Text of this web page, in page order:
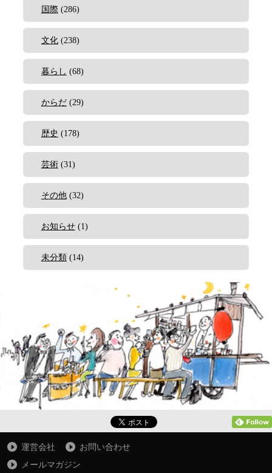
国際 (286)
文化(238)
暮らし (68)
からだ(29)
歴史 (178)
芸術(31)
その他(32)
お知らせ(1)
未分類(14)
運営会社
お問い合わせ
メールマガジン